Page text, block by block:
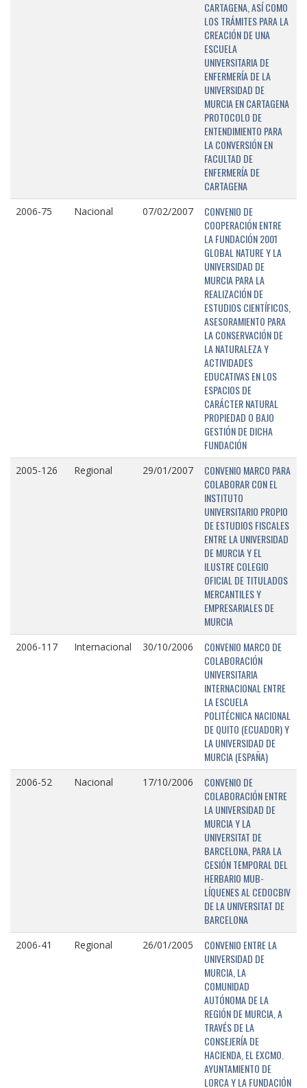
CARTAGENA, ASÍ COMO
LOS TRÁMITES PARA LA
CREACIÓN DE UNA
ESCUELA
UNIVERSITARIA DE
ENFERMERÍA DE LA
UNIVERSIDAD DE
MURCIA EN CARTAGENA
PROTOCOLO DE
ENTENDIMIENTO PARA
LA CONVERSIÓN EN
FACULTAD DE
ENFERMERÍA DE
CARTAGENA
2006-75 Nacional 07/02/2007
CONVENIO DE
COOPERACIÓN ENTRE
LA FUNDACIÓN 2001
GLOBAL NATURE Y LA
UNIVERSIDAD DE
MURCIA PARA LA
REALIZACIÓN DE
ESTUDIOS CIENTÍFICOS,
ASESORAMIENTO PARA
LA CONSERVACIÓN DE
LA NATURALEZA Y
ACTIVIDADES
EDUCATIVAS EN LOS
ESPACIOS DE
CARÁCTER NATURAL
PROPIEDAD O BAJO
GESTIÓN DE DICHA
FUNDACIÓN
2005-126 Regional 29/01/2007
CONVENIO MARCO PARA
COLABORAR CON EL
INSTITUTO
UNIVERSITARIO PROPIO
DE ESTUDIOS FISCALES
ENTRE LA UNIVERSIDAD
DE MURCIA Y EL
ILUSTRE COLEGIO
OFICIAL DE TITULADOS
MERCANTILES Y
EMPRESARIALES DE
MURCIA
2006-117 Internacional 30/10/2006
CONVENIO MARCO DE
COLABORACIÓN
UNIVERSITARIA
INTERNACIONAL ENTRE
LA ESCUELA
POLITÉCNICA NACIONAL
DE QUITO (ECUADOR) Y
LA UNIVERSIDAD DE
MURCIA (ESPAÑA)
2006-52 Nacional 17/10/2006
CONVENIO DE
COLABORACIÓN ENTRE
LA UNIVERSIDAD DE
MURCIA Y LA
UNIVERSITAT DE
BARCELONA, PARA LA
CESIÓN TEMPORAL DEL
HERBARIO MUB-
LÍQUENES AL CEDOCBIV
DE LA UNIVERSITAT DE
BARCELONA
2006-41 Regional 26/01/2005
CONVENIO ENTRE LA
UNIVERSIDAD DE
MURCIA, LA
COMUNIDAD
AUTÓNOMA DE LA
REGIÓN DE MURCIA, A
TRAVÉS DE LA
CONSEJERÍA DE
HACIENDA, EL EXCMO.
AYUNTAMIENTO DE
LORCA Y LA FUNDACIÓN